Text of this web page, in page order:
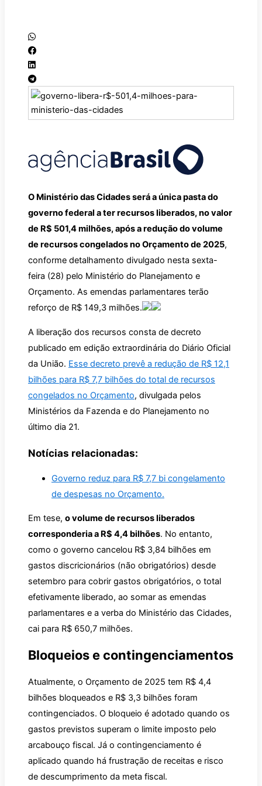
O Ministério das Cidades será a única pasta do
governo federal a ter recursos liberados, no valor
de R$ 501,4 milhões, após a redução do volume
de recursos congelados no Orçamento de 2025,
conforme detalhamento divulgado nesta sexta-
feira (28) pelo Ministério do Planejamento e
Orçamento. As emendas parlamentares terão
reforço de R$ 149,3 milhões.
A liberação dos recursos consta de decreto
publicado em edição extraordinária do Diário Oficial
da União. Esse decreto prevê a redução de R$ 12,1
bilhões para R$ 7,7 bilhões do total de recursos
congelados no Orçamento, divulgada pelos
Ministérios da Fazenda e do Planejamento no
último dia 21.
Notícias relacionadas:
Governo reduz para R$ 7,7 bi congelamento
de despesas no Orçamento.
Em tese, o volume de recursos liberados
corresponderia a R$ 4,4 bilhões. No entanto,
como o governo cancelou R$ 3,84 bilhões em
gastos discricionários (não obrigatórios) desde
setembro para cobrir gastos obrigatórios, o total
efetivamente liberado, ao somar as emendas
parlamentares e a verba do Ministério das Cidades,
cai para R$ 650,7 milhões.
Bloqueios e contingenciamentos
Atualmente, o Orçamento de 2025 tem R$ 4,4
bilhões bloqueados e R$ 3,3 bilhões foram
contingenciados. O bloqueio é adotado quando os
gastos previstos superam o limite imposto pelo
arcabouço fiscal. Já o contingenciamento é
aplicado quando há frustração de receitas e risco
de descumprimento da meta fiscal.